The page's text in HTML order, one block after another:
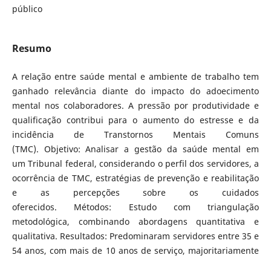
público
Resumo
A relação entre saúde mental e ambiente de trabalho tem
ganhado relevância diante do impacto do adoecimento
mental nos colaboradores. A pressão por produtividade e
qualificação contribui para o aumento do estresse e da
incidência de Transtornos Mentais Comuns
(TMC). Objetivo: Analisar a gestão da saúde mental em
um Tribunal federal, considerando o perfil dos servidores, a
ocorrência de TMC, estratégias de prevenção e reabilitação
e as percepções sobre os cuidados
oferecidos. Métodos: Estudo com triangulação
metodológica, combinando abordagens quantitativa e
qualitativa. Resultados: Predominaram servidores entre 35 e
54 anos, com mais de 10 anos de serviço, majoritariamente